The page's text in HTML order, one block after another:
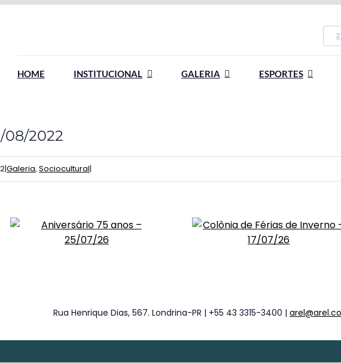
HOME INSTITUCIONAL GALERIA ESPORTES
08/2022
|Galeria, Sociocultural|
Rua Henrique Dias, 567. Londrina-PR | +55 43 3315-3400 |